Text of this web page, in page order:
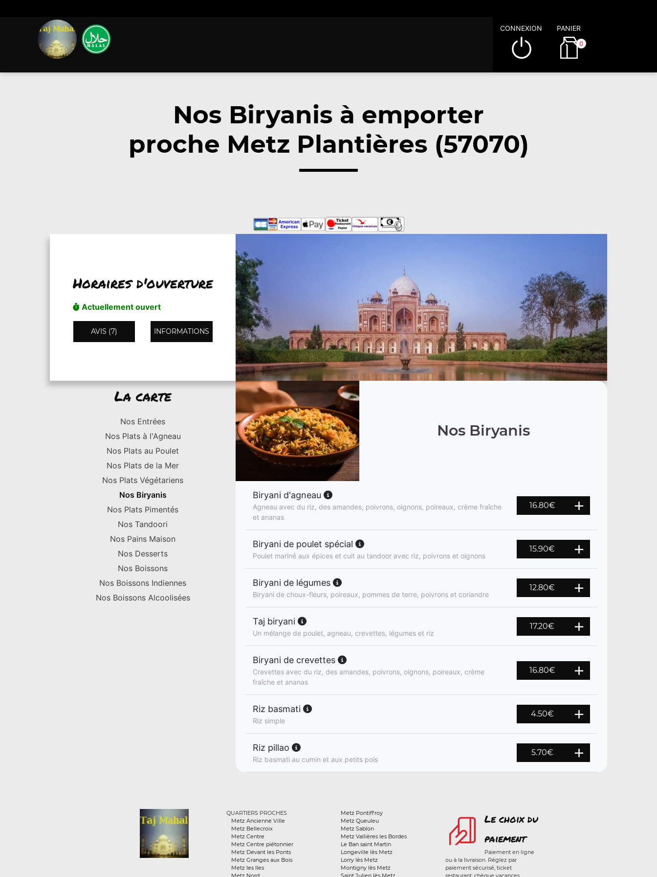
CONNEXION PANIER
0
Nos Biryanis à emporter
proche Metz Plantières (57070)
Horaires d'ouverture
Actuellement ouvert
AVIS (7) INFORMATIONS
La carte
Nos Entrées
Nos Plats à l'Agneau
Nos Plats au Poulet
Nos Plats de la Mer
Nos Plats Végétariens
Nos Biryanis
Nos Plats Pimentés
Nos Tandoori
Nos Pains Maison
Nos Desserts
Nos Boissons
Nos Boissons Indiennes
Nos Boissons Alcoolisées
Nos Biryanis
Biryani d'agneau
Agneau avec du riz, des amandes, poivrons, oignons, poireaux, crème fraîche
et ananas
16.80€
Biryani de poulet spécial
Poulet mariné aux épices et cuit au tandoor avec riz, poivrons et oignons
15.90€
Biryani de légumes
Biryani de choux-fleurs, poireaux, pommes de terre, poivrons et coriandre
12.80€
Taj biryani
Un mélange de poulet, agneau, crevettes, légumes et riz
17.20€
Biryani de crevettes
Crevettes avec du riz, des amandes, poivrons, oignons, poireaux, crème
fraîche et ananas
16.80€
Riz basmati
Riz simple
4.50€
Riz pillao
Riz basmati au cumin et aux petits pois
5.70€
QUARTIERS PROCHES
Metz Ancienne Ville
Metz Bellecroix
Metz Centre
Metz Centre piétonnier
Metz Devant les Ponts
Metz Granges aux Bois
Metz les Iles
Metz Nord
Metz Pontiffroy
Metz Queuleu
Metz Sablon
Metz Vallières les Bordes
Le Ban saint Martin
Longeville lès Metz
Lorry lès Metz
Montigny lès Metz
Saint Julien lès Metz
Le choix du
paiement
Paiement en ligne
ou à la livraison. Réglez par
paiement sécurisé, ticket
restaurant, chèque vacances,